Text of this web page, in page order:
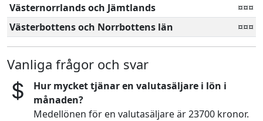
Västernorrlands och Jämtlands
¤¤¤
Västerbottens och Norrbottens län
¤¤¤
Vanliga frågor och svar
Hur mycket tjänar en valutasäljare i lön i
månaden?
Medellönen för en valutasäljare är 23700 kronor.